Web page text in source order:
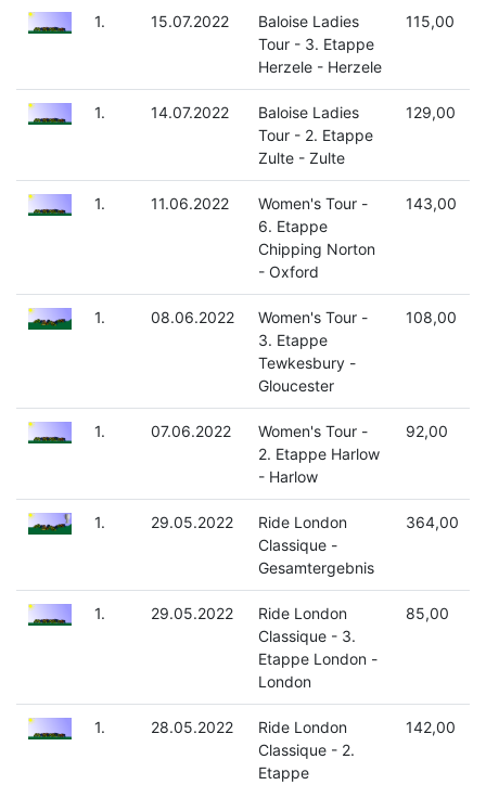
1. 15.07.2022
Baloise Ladies
Tour - 3. Etappe
Herzele - Herzele
115,00
1. 14.07.2022
Baloise Ladies
Tour - 2. Etappe
Zulte - Zulte
129,00
1. 11.06.2022
Women's Tour -
6. Etappe
Chipping Norton
- Oxford
143,00
1. 08.06.2022
Women's Tour -
3. Etappe
Tewkesbury -
Gloucester
108,00
1. 07.06.2022
Women's Tour -
2. Etappe Harlow
- Harlow
92,00
1. 29.05.2022
Ride London
Classique -
Gesamtergebnis
364,00
1. 29.05.2022
Ride London
Classique - 3.
Etappe London -
London
85,00
1. 28.05.2022
Ride London
Classique - 2.
Etappe
142,00